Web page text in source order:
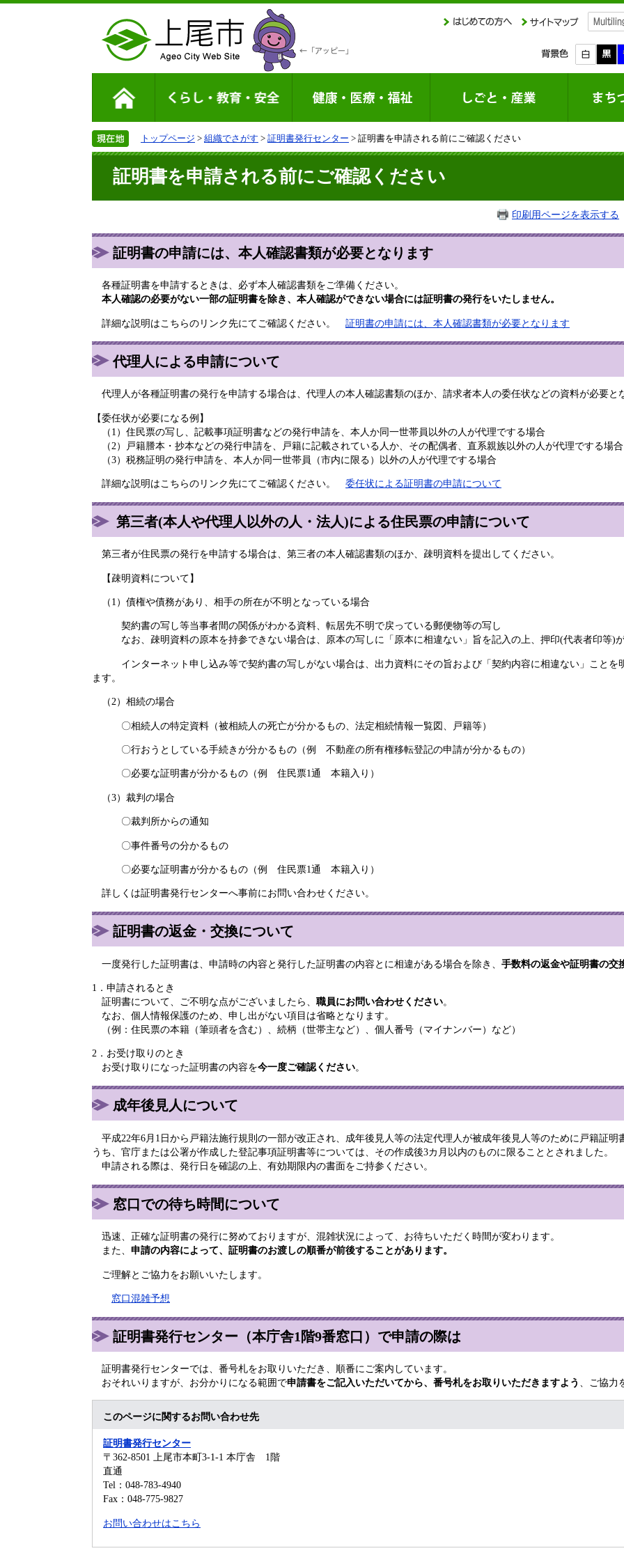
トップページ > 組織でさがす > 証明書発行センター > 証明書を申請される前にご確認ください
証明書を申請される前にご確認ください
印刷用ページを表示する
証明書の申請には、本人確認書類が必要となります
各種証明書を申請するときは、必ず本人確認書類をご準備ください。
本人確認の必要がない一部の証明書を除き、本人確認ができない場合には証明書の発行をいたしません。
詳細な説明はこちらのリンク先にてご確認ください。 証明書の申請には、本人確認書類が必要となります
代理人による申請について
代理人が各種証明書の発行を申請する場合は、代理人の本人確認書類のほか、請求者本人の委任状などの資料が必要と
【委任状が必要になる例】
（1）住民票の写し、記載事項証明書などの発行申請を、本人か同一世帯員以外の人が代理でする場合
（2）戸籍謄本・抄本などの発行申請を、戸籍に記載されている人か、その配偶者、直系親族以外の人が代理でする場合
（3）税務証明の発行申請を、本人か同一世帯員（市内に限る）以外の人が代理でする場合
詳細な説明はこちらのリンク先にてご確認ください。 委任状による証明書の申請について
第三者(本人や代理人以外の人・法人)による住民票の申請について
第三者が住民票の発行を申請する場合は、第三者の本人確認書類のほか、疎明資料を提出してください。
【疎明資料について】
（1）債権や債務があり、相手の所在が不明となっている場合
契約書の写し等当事者間の関係がわかる資料、転居先不明で戻っている郵便物等の写し
なお、疎明資料の原本を持参できない場合は、原本の写しに「原本に相違ない」旨を記入の上、押印(代表者印等)が
インターネット申し込み等で契約書の写しがない場合は、出力資料にその旨および「契約内容に相違ない」こと
ます。
（2）相続の場合
〇相続人の特定資料（被相続人の死亡が分かるもの、法定相続情報一覧図、戸籍等）
〇行おうとしている手続きが分かるもの（例 不動産の所有権移転登記の申請が分かるもの）
〇必要な証明書が分かるもの（例 住民票1通 本籍入り）
（3）裁判の場合
〇裁判所からの通知
〇事件番号の分かるもの
〇必要な証明書が分かるもの（例 住民票1通 本籍入り）
詳しくは証明書発行センターへ事前にお問い合わせください。
証明書の返金・交換について
一度発行した証明書は、申請時の内容と発行した証明書の内容とに相違がある場合を除き、 手数料の返金や証明書の交
1．申請されるとき
証明書について、ご不明な点がございましたら、 職員にお問い合わせください。
なお、個人情報保護のため、申し出がない項目は省略となります。
（例：住民票の本籍（筆頭者を含む）、続柄（世帯主など）、個人番号（マイナンバー）など）
2．お受け取りのとき
お受け取りになった証明書の内容を今一度ご確認ください。
成年後見人について
平成22年6月1日から戸籍法施行規則の一部が改正され、成年後見人等の法定代理人が被成年後見人等のために戸籍証
うち、官庁または公署が作成した登記事項証明書等については、その作成後3カ月以内のものに限ることとされました。
申請される際は、発行日を確認の上、有効期限内の書面をご持参ください。
窓口での待ち時間について
迅速、正確な証明書の発行に努めておりますが、混雑状況によって、お待ちいただく時間が変わります。
また、 申請の内容によって、証明書のお渡しの順番が前後することがあります。
ご理解とご協力をお願いいたします。
窓口混雑予想
証明書発行センター（本庁舎1階9番窓口）で申請の際は
証明書発行センターでは、番号札をお取りいただき、順番にご案内しています。
おそれいりますが、お分かりになる範囲で申請書をご記入いただいてから、番号札をお取りいただきますよう 、ご協力
このページに関するお問い合わせ先
証明書発行センター
〒362-8501 上尾市本町3-1-1 本庁舎 1階
直通
Tel：048-783-4940
Fax：048-775-9827
お問い合わせはこちら